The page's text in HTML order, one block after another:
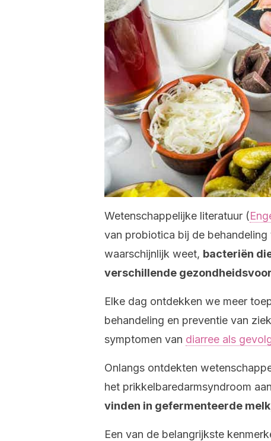
Wetenschappelijke literatuur (
van probiotica bij de
waarschijnlijk weet, bacteriën
verschillende
Elke dag ontdekken we meer
behandeling en preventie van
symptomen van diarree als
Onlangs ontdekten
het prikkelbaredarmsyndroom
vinden in gefermenteerde
Een van de belangrijkste